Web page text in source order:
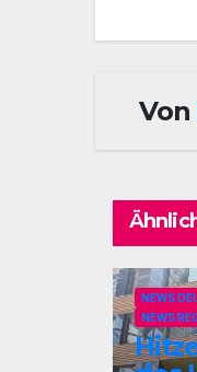
Von
NEWS
NEWS